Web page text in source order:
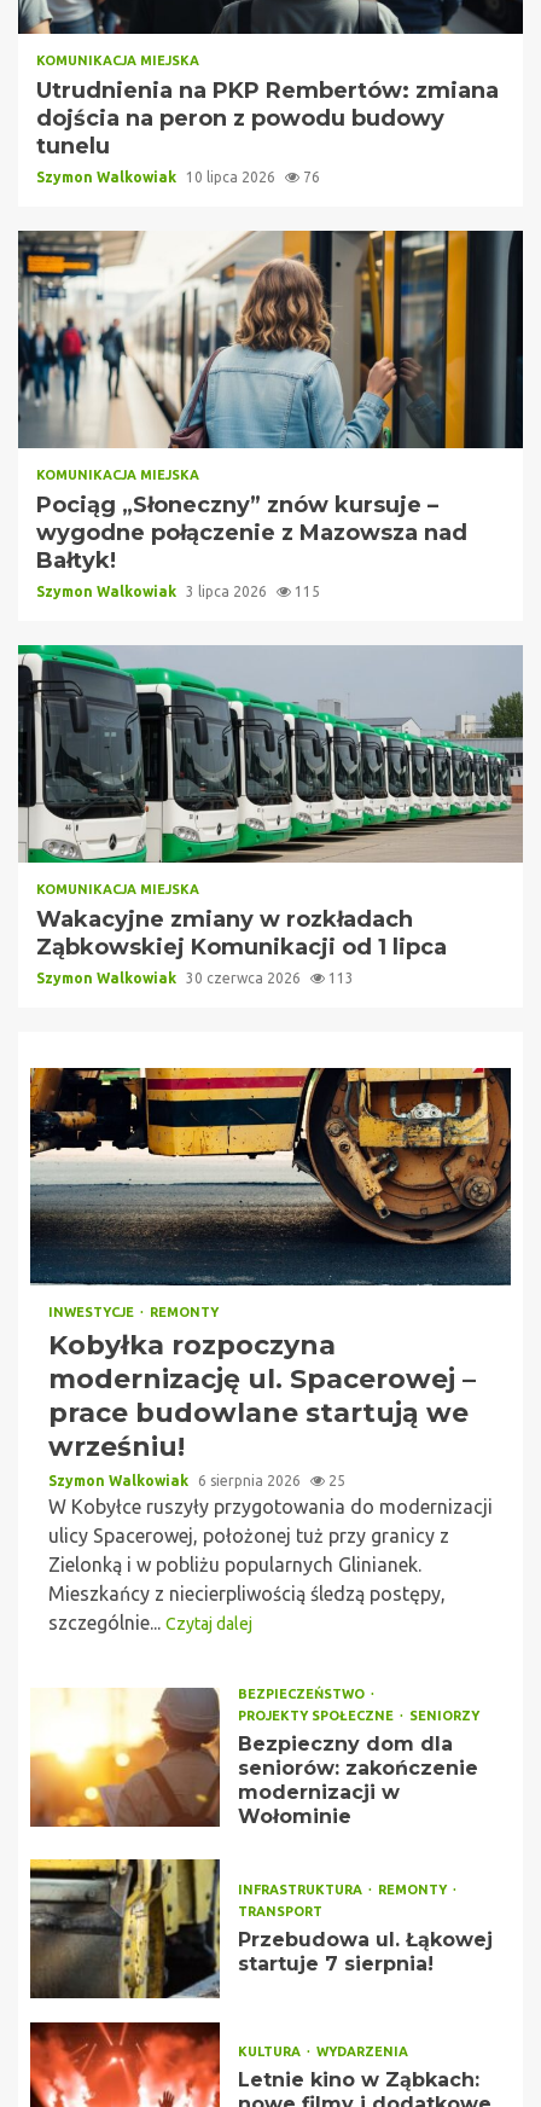
KOMUNIKACJA MIEJSKA
Utrudnienia na PKP Rembertów: zmiana
dojścia na peron z powodu budowy
tunelu
Szymon Walkowiak 10 lipca 2026 76
KOMUNIKACJA MIEJSKA
Pociąg „Słoneczny” znów kursuje –
wygodne połączenie z Mazowsza nad
Bałtyk!
Szymon Walkowiak 3 lipca 2026 115
KOMUNIKACJA MIEJSKA
Wakacyjne zmiany w rozkładach
Ząbkowskiej Komunikacji od 1 lipca
Szymon Walkowiak 30 czerwca 2026 113
INWESTYCJE REMONTY
Kobyłka rozpoczyna
modernizację ul. Spacerowej –
prace budowlane startują we
wrześniu!
Szymon Walkowiak 6 sierpnia 2026 25
W Kobyłce ruszyły przygotowania do modernizacji
ulicy Spacerowej, położonej tuż przy granicy z
Zielonką i w pobliżu popularnych Glinianek.
Mieszkańcy z niecierpliwością śledzą postępy,
szczególnie... Czytaj dalej
BEZPIECZEŃSTWO
PROJEKTY SPOŁECZNE
SENIORZY
Bezpieczny dom dla
seniorów: zakończenie
modernizacji w
Wołominie
INFRASTRUKTURA
REMONTY
TRANSPORT
Przebudowa ul. Łąkowej
startuje 7 sierpnia!
KULTURA WYDARZENIA
Letnie kino w Ząbkach: